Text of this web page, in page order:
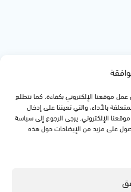
موقعنا الإلكتروني بكفاءة. كما نتطلع
بالأداء، والتي تعيننا على إدخال
الإلكتروني. يرجى الرجوع إلى سياسة
على مزيد من الإيضاحات حول هذه
الشاطئ,